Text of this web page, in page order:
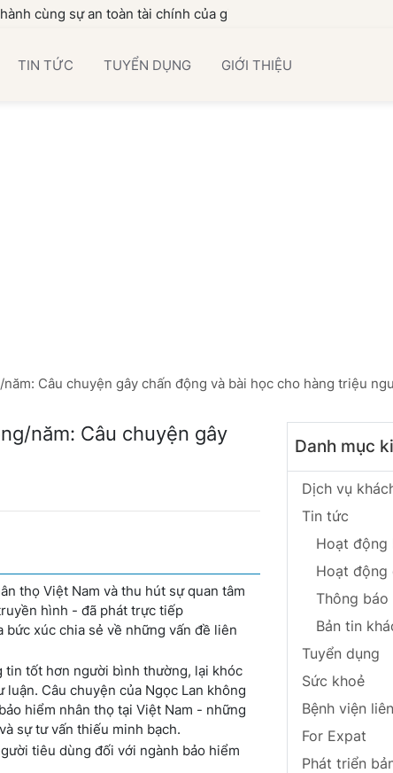
sự an toàn tài chính của gia đình bạn
TIN TỨC TUYỂN DỤNG GIỚI THIỆU
Câu chuyện gây chấn động và bài học cho hàng triệu
năm: Câu chuyện gây
thọ Việt Nam và thu hút sự quan tâm
hình - đã phát trực tiếp
xúc chia sẻ về những vấn đề liên
tin tốt hơn người bình thường, lại khóc
Câu chuyện của Ngọc Lan không
hiểm nhân thọ tại Việt Nam - những
sự tư vấn thiếu minh bạch.
tiêu dùng đối với ngành bảo hiểm
Danh mục
Dịch vụ
Tin tức
Hoạt động
Hoạt động
Thông báo
Bản tin
Tuyển dụng
Sức khoẻ
Bệnh viện
For Expat
Phát triển